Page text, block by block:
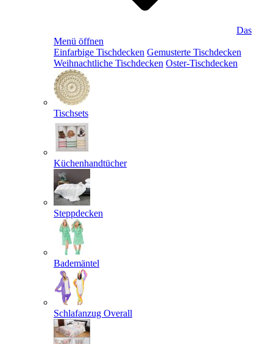
Das
Menü öffnen
Einfarbige Tischdecken Gemusterte Tischdecken
Weihnachtliche Tischdecken Oster-Tischdecken
Tischsets
Küchenhandtücher
Steppdecken
Bademäntel
Schlafanzug Overall